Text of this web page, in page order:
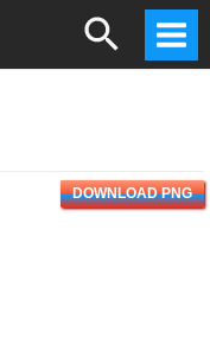
Search
DOWNLOAD PNG